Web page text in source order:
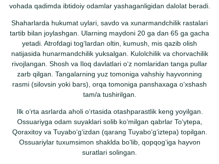
vohada qadimda ibtidoiy odamlar yashaganligidan dalolat beradi.
Shaharlarda hukumat uylari, savdo va xunarmandchilik rastalari
tartib bilan joylashgan. Ularning maydoni 20 ga dan 65 ga gacha
yetadi. Atrofdagi togʻlardan oltin, kumush, mis qazib olish
natijasida hunarmandchilik yuksalgan. Kulolchilik va chorvachilik
rivojlangan. Shosh va Iloq davlatlari oʻz nomlaridan tanga pullar
zarb qilgan. Tangalarning yuz tomoniga vahshiy hayvonning
rasmi (silovsin yoki bars), orqa tomoniga panshaxaga oʻxshash
tam/a tushirilgan.
Ilk oʻrta asrlarda aholi oʻrtasida otashparastlik keng yoyilgan.
Ossuariyga odam suyaklari solib koʻmilgan qabrlar Toʻytepa,
Qoraxitoy va Tuyaboʻgʻizdan (qarang Tuyaboʻgʻiztepa) topilgan.
Ossuariylar tuxumsimon shaklda boʻlib, qopqogʻiga hayvon
suratlari solingan.